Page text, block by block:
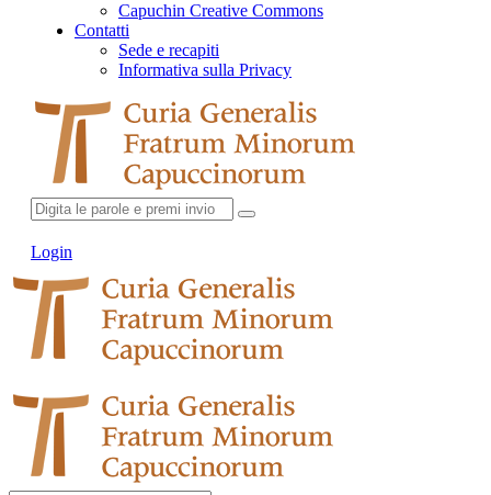
Capuchin Creative Commons
Contatti
Sede e recapiti
Informativa sulla Privacy
Login